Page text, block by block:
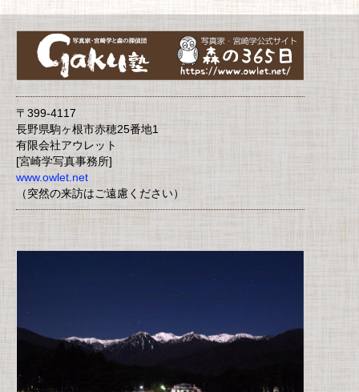
〒399-4117
長野県駒ヶ根市赤穂25番地1
有限会社アウレット
[宮崎学写真事務所]
www.owlet.net
（突然の来訪はご遠慮ください）